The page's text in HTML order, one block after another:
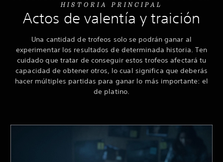
HISTORIA PRINCIPAL
Actos de valentía y traición
Una cantidad de trofeos solo se podrán ganar al
experimentar los resultados de determinada historia. Ten
cuidado que tratar de conseguir estos trofeos afectará tu
capacidad de obtener otros, lo cual significa que deberás
hacer múltiples partidas para ganar lo más importante: el
de platino.